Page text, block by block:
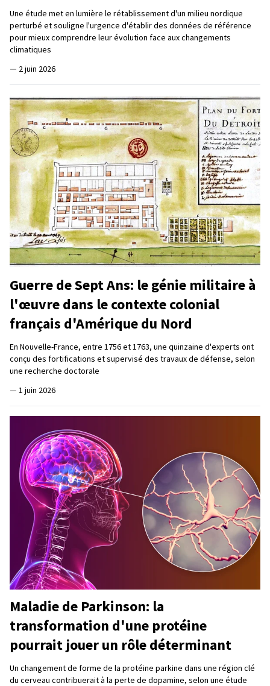
Une étude met en lumière le rétablissement d'un milieu nordique
perturbé et souligne l'urgence d'établir des données de référence
pour mieux comprendre leur évolution face aux changements
climatiques
— 2 juin 2026
Guerre de Sept Ans: le génie militaire à
l'œuvre dans le contexte colonial
français d'Amérique du Nord
En Nouvelle-France, entre 1756 et 1763, une quinzaine d'experts ont
conçu des fortifications et supervisé des travaux de défense, selon
une recherche doctorale
— 1 juin 2026
Maladie de Parkinson: la
transformation d'une protéine
pourrait jouer un rôle déterminant
Un changement de forme de la protéine parkine dans une région clé
du cerveau contribuerait à la perte de dopamine, selon une étude